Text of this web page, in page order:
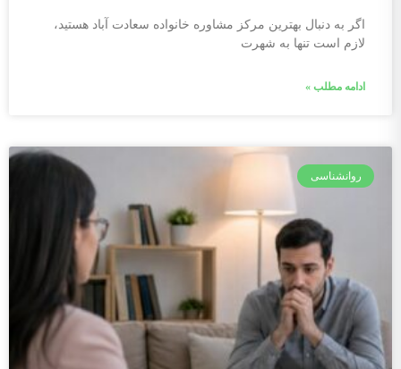
اگر به دنبال بهترین مرکز مشاوره خانواده سعادت آباد هستید،
لازم است تنها به شهرت
ادامه مطلب »
روانشناسی